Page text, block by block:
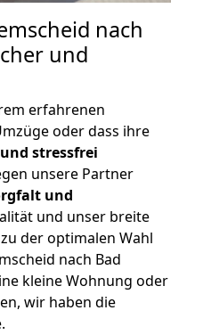
nach
und
erfahrenen
oder dass ihre
stressfrei
unsere Partner
und
und unser breite
der optimalen Wahl
nach Bad
kleine Wohnung oder
wir haben die